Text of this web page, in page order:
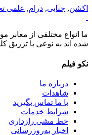
اکشن, جنایی, درام, علمی
ما انواع مختلفی از معابر
شده اند به نوعی با تزریق
نکو فیلم
درباره ما
شاهدات
با ما تماس بگیرید
شرایط خدمات
خط مشی رازداری
اخبار به‌روزرسانی